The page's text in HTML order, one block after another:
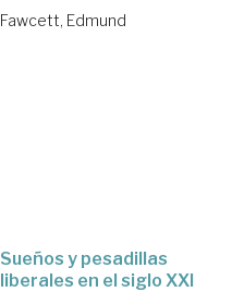
Fawcett, Edmund
Sueños y pesadillas
liberales en el siglo XXI